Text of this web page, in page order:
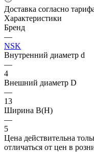
Доставка согласно
Характеристики
Бренд
—
NSK
Внутренний диаметр d
—
4
Внешний диаметр D
—
13
Ширина B(H)
—
5
Цена действительна
отличаться от цен в